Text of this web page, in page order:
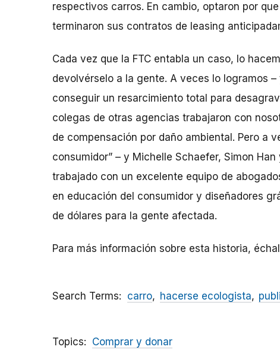
respectivos carros. En cambio, optaron por
terminaron sus contratos de leasing
Cada vez que la FTC entabla un caso, lo
devolvérselo a la gente. A veces lo logramos
conseguir un resarcimiento total para
colegas de otras agencias trabajaron con
de compensación por daño ambiental. Pero a
consumidor” – y Michelle Schaefer, Simon
trabajado con un excelente equipo de
en educación del consumidor y diseñadores
de dólares para la gente afectada.
Para más información sobre esta historia,
Search Terms carro hacerse ecologista
Topics Comprar y donar